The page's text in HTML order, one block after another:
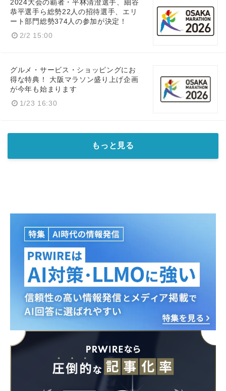
2024大会の覇者・平林清澄選手、細谷
恭平選手ら総勢22人の招待選手、エリ
ート部門総勢374人の参加が決定！
2/2 15:00
グルメ・サービス・ショッピングにお
得な特典！ 大阪マラソン盛り上げ企画
が今年も始まります
1/23 16:30
もっと見る